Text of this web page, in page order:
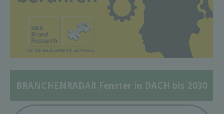
BRANCHENRADAR Fenster in DACH bis 2030